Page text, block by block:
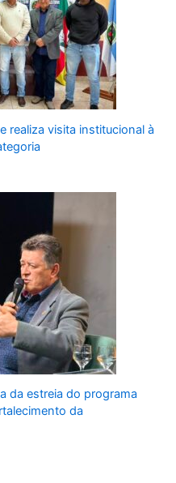
realiza visita institucional à
da estreia do programa
da